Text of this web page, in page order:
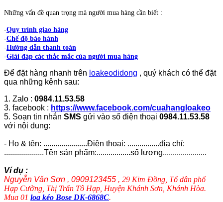
Những vấn đề quan trọng mà người mua hàng cần biết :
-Quy trình giao hàng
-Chế độ bảo hành
-Hướng dẫn thanh toán
-Giải đáp các thắc mắc của người mua hàng
Để đặt hàng nhanh trên loakeodidong , quý khách có thể đặt
qua những kênh sau:
1. Zalo : 0984.11.53.58
3. facebook : https://www.facebook.com/cuahangloakeo
5. Soạn tin nhắn SMS gửi vào số điện thoại 0984.11.53.58
với nội dung:
- Họ & tên: ......................Điện thoại: ................địa chỉ:
....................Tên sản phẩm:.................số lượng......................
Ví dụ :
Nguyễn Văn Sơn , 0909123455 , 29 Kim Đồng, Tổ dân phố
Hạp Cường, Thị Trấn Tô Hạp, Huyện Khánh Sơn, Khánh Hòa.
Mua 01 loa kéo Bose DK-6868C.